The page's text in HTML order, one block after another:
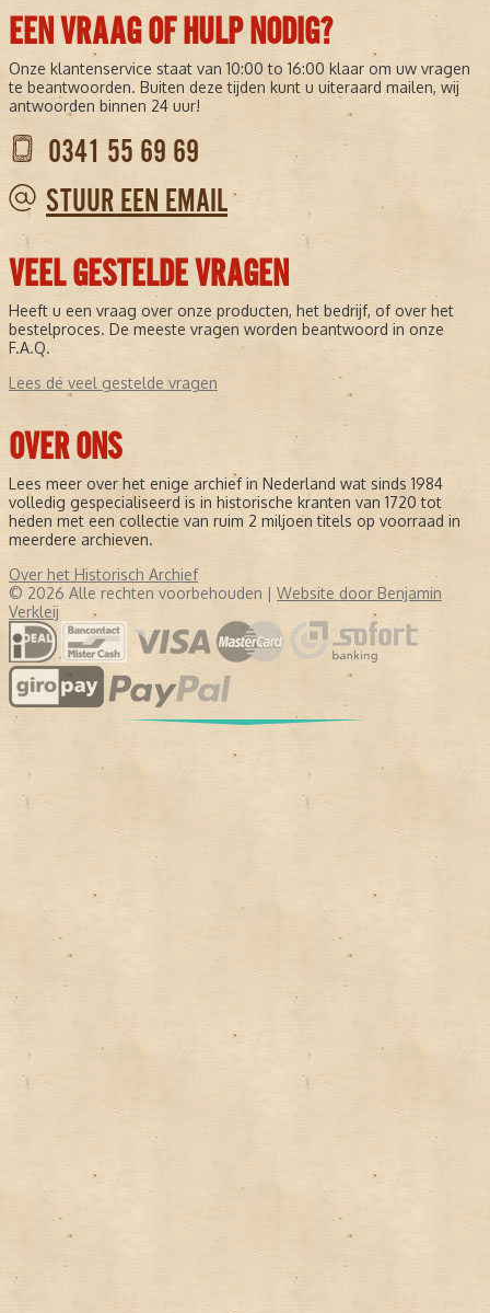
EEN VRAAG OF HULP NODIG?
Onze klantenservice staat van 10:00 to 16:00 klaar om uw vragen
te beantwoorden. Buiten deze tijden kunt u uiteraard mailen, wij
antwoorden binnen 24 uur!
0341 55 69 69
STUUR EEN EMAIL
VEEL GESTELDE VRAGEN
Heeft u een vraag over onze producten, het bedrijf, of over het
bestelproces. De meeste vragen worden beantwoord in onze
F.A.Q.
Lees de veel gestelde vragen
OVER ONS
Lees meer over het enige archief in Nederland wat sinds 1984
volledig gespecialiseerd is in historische kranten van 1720 tot
heden met een collectie van ruim 2 miljoen titels op voorraad in
meerdere archieven.
Over het Historisch Archief
© 2026 Alle rechten voorbehouden | Website door Benjamin
Verkleij